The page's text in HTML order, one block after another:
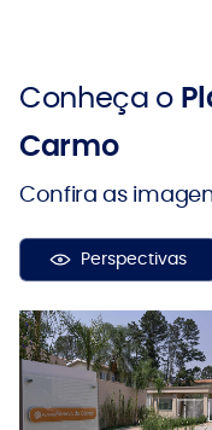
Conheça o
Carmo
Confira as
Perspectivas